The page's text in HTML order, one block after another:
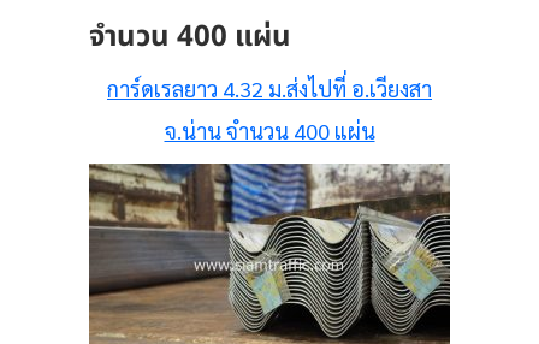
จำนวน 400 แผ่น
การ์ดเรลยาว 4.32 ม.ส่งไปที่ อ.เวียงสา
จ.น่าน จำนวน 400 แผ่น